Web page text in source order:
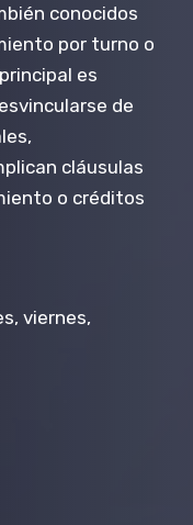
conocidos
por turno o
es
de
cláusulas
o créditos
viernes,